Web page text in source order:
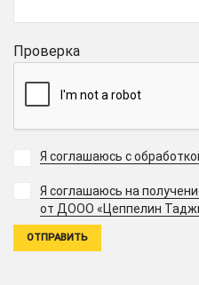
Проверка
Я соглашаюсь с
Я соглашаюсь на
от ДООО «Цеппелин